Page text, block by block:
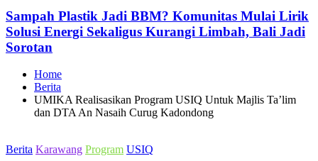
Sampah Plastik Jadi BBM? Komunitas Mulai Lirik
Solusi Energi Sekaligus Kurangi Limbah, Bali Jadi
Sorotan
Home
Berita
UMIKA Realisasikan Program USIQ Untuk Majlis Ta’lim
dan DTA An Nasaih Curug Kadondong
Posted
Berita Karawang Program USIQ